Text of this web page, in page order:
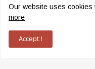
Our website uses cookies
more
Accept !